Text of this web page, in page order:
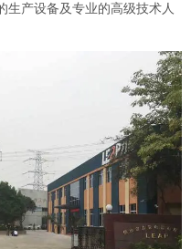
生产设备及专业的高级技术人